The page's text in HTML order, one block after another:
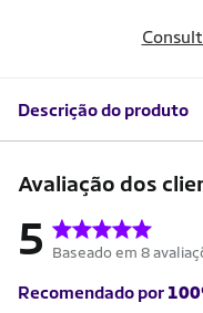
Descrição do produto
Avaliação dos
5 Baseado em 8
Recomendado por